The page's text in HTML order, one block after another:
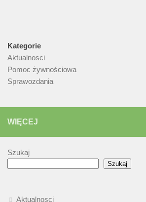
Kategorie
Aktualnosci
Pomoc żywnościowa
Sprawozdania
WIĘCEJ
Szukaj
Szukaj
Aktualnosci